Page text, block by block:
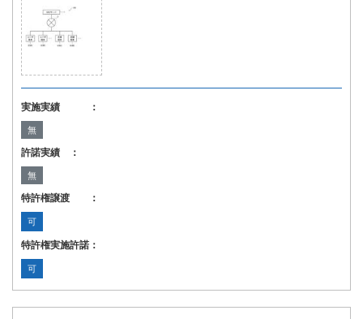
実施実績 ：
無
許諾実績 ：
無
特許権譲渡 ：
可
特許権実施許諾：
可